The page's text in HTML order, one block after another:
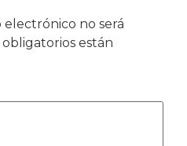
no será
obligatorios están